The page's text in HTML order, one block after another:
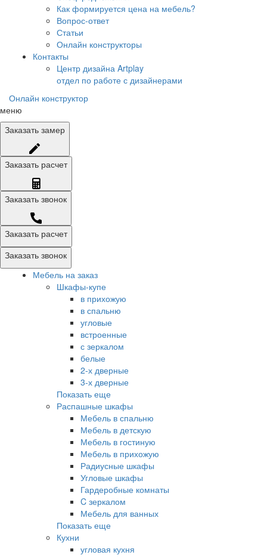
Как формируется цена на мебель?
Вопрос-ответ
Статьи
Онлайн конструкторы
Контакты
Центр дизайна Artplay
отдел по работе с дизайнерами
Онлайн конструктор
меню
Заказать замер
Заказать расчет
Заказать звонок
Заказать расчет
Заказать звонок
Мебель на заказ
Шкафы-купе
в прихожую
в спальню
угловые
встроенные
с зеркалом
белые
2-х дверные
3-х дверные
Показать еще
Распашные шкафы
Мебель в спальню
Мебель в детскую
Мебель в гостиную
Мебель в прихожую
Радиусные шкафы
Угловые шкафы
Гардеробные комнаты
C зеркалом
Мебель для ванных
Показать еще
Кухни
угловая кухня